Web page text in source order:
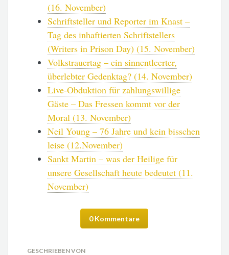
(16. November)
Schriftsteller und Reporter im Knast –
Tag des inhaftierten Schriftstellers
(Writers in Prison Day) (15. November)
Volkstrauertag – ein sinnentleerter,
überlebter Gedenktag? (14. November)
Live-Obduktion für zahlungswillige
Gäste – Das Fressen kommt vor der
Moral (13. November)
Neil Young – 76 Jahre und kein bisschen
leise (12.November)
Sankt Martin – was der Heilige für
unsere Gesellschaft heute bedeutet (11.
November)
0 Kommentare
GESCHRIEBEN VON